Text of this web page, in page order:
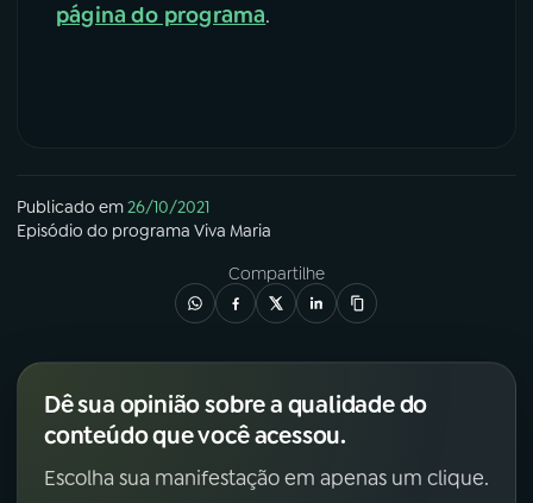
página do programa.
Publicado em26/10/2021
Episódio do programa Viva Maria
Compartilhe
Dê sua opinião sobre a qualidade do
conteúdo que você acessou.
Escolha sua manifestação em apenas um clique.